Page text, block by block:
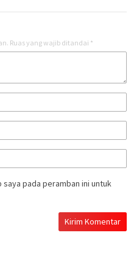
Ruas yang wajib ditandai *
pada peramban ini untuk